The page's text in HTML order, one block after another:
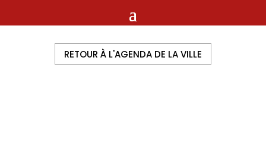
RETOUR À L'AGENDA DE LA VILLE